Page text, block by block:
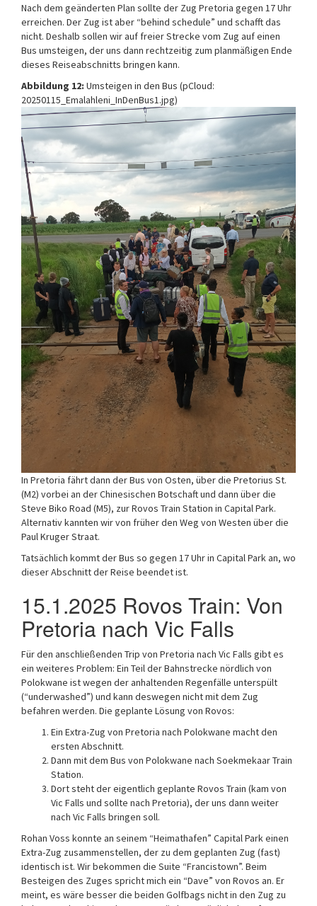
Nach dem geänderten Plan sollte der Zug Pretoria gegen 17 Uhr
erreichen. Der Zug ist aber “behind schedule” und schafft das
nicht. Deshalb sollen wir auf freier Strecke vom Zug auf einen
Bus umsteigen, der uns dann rechtzeitig zum planmäßigen Ende
dieses Reiseabschnitts bringen kann.
Abbildung 12: Umsteigen in den Bus (pCloud:
20250115_Emalahleni_InDenBus1.jpg)
In Pretoria fährt dann der Bus von Osten, über die Pretorius St.
(M2) vorbei an der Chinesischen Botschaft und dann über die
Steve Biko Road (M5), zur Rovos Train Station in Capital Park.
Alternativ kannten wir von früher den Weg von Westen über die
Paul Kruger Straat.
Tatsächlich kommt der Bus so gegen 17 Uhr in Capital Park an, wo
dieser Abschnitt der Reise beendet ist.
15.1.2025 Rovos Train: Von
Pretoria nach Vic Falls
Für den anschließenden Trip von Pretoria nach Vic Falls gibt es
ein weiteres Problem: Ein Teil der Bahnstrecke nördlich von
Polokwane ist wegen der anhaltenden Regenfälle unterspült
(“underwashed”) und kann deswegen nicht mit dem Zug
befahren werden. Die geplante Lösung von Rovos:
Ein Extra-Zug von Pretoria nach Polokwane macht den
ersten Abschnitt.
Dann mit dem Bus von Polokwane nach Soekmekaar Train
Station.
Dort steht der eigentlich geplante Rovos Train (kam von
Vic Falls und sollte nach Pretoria), der uns dann weiter
nach Vic Falls bringen soll.
Rohan Voss konnte an seinem “Heimathafen” Capital Park einen
Extra-Zug zusammenstellen, der zu dem geplanten Zug (fast)
identisch ist. Wir bekommen die Suite “Francistown”. Beim
Besteigen des Zuges spricht mich ein “Dave” von Rovos an. Er
meint, es wäre besser die beiden Golfbags nicht in den Zug zu